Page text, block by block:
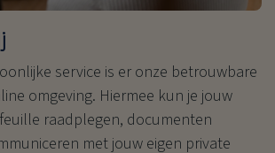
service is er onze betrouwbare
omgeving. Hiermee kun je jouw
raadplegen, documenten
met jouw eigen private